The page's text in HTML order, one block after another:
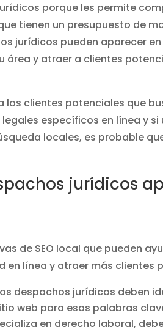
porque les permite
tienen un presupuesto de
jurídicos pueden aparecer
área y atraer a clientes
los clientes potenciales que
específicos en línea y si
locales, es probable
jurídicos
de SEO local que pueden
en línea y atraer más clientes
despachos jurídicos deben
web para esas palabras
en derecho laboral,